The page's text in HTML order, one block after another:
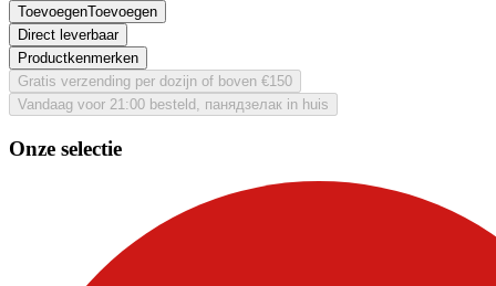
ToevoegenToevoegen
Direct leverbaar
Productkenmerken
Gratis verzending per dozijn of boven €150
Vandaag voor 21:00 besteld, панядзелак in huis
Onze selectie